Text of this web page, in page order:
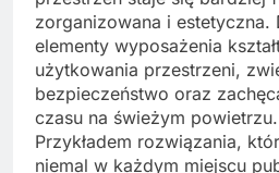
zorganizowana i estetyczna.
elementy wyposażenia
użytkowania przestrzeni,
bezpieczeństwo oraz
czasu na świeżym powietrzu.
Przykładem rozwiązania,
niemal w każdym miejscu